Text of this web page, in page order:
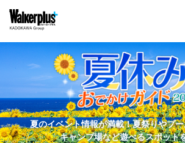
夏のイベント情報が満載！夏祭りやプ
キャンプ場など遊べるスポット